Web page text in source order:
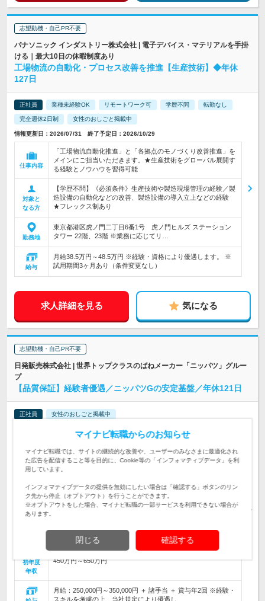
志望動機・自己PR不要
パナソニック インダストリー株式会社 | 電子デバイス・マテリアルを手掛
ける｜最大10日の休暇制度あり
工場物流の自動化・プロセス改善を推進【生産技術】◆年休
127日
正社員 業種未経験OK リモートワーク可 学歴不問 転勤なし
完全週休2日制 女性のおしごと掲載中
情報更新日：2026/07/31 終了予定日：2026/10/29
仕事内容
「工場物流自動化推進」と「各拠点のモノづくり改善推進」を
メインにご担当いただきます。★生産技術をグローバル展開す
る経験とノウハウを習得可能
対象と
なる方
【学歴不問】《必須条件》生産技術や製造現場管理の経験／製
造設備の自動化などの改善、製造設備の導入立上などの経験
★フレックス制あり
勤務地
東京都港区虎ノ門二丁目6番1号 虎ノ門ヒルズ ステーション
タワー 22階、23階 ※業務に応じてリ…
給与
月給38.5万円～48.5万円 ※経験・資格により優遇します。 ※
試用期間3ヶ月あり（条件変更なし）
求人詳細を見る 気になる
志望動機・自己PR不要
日発販売株式会社 | 世界トップクラスのばねメーカー「ニッパツ」グルー
プ
【品質保証】経験者優遇／ニッパツGの安定基盤／年休121日
正社員 女性のおしごと掲載中
情報更新日：2026/06/23 終了予定日：2026/12/14
仕事内容
品質保証業務をお任せします。顧客監査対応や品質改善活動も
担っていただきます。
対象と
なる方
業界経験者優遇！＜必須＞■大卒以上■自動車部品の品質保証
経験3年以上の方＜歓迎＞■海外サプライヤーの品質改善経験■
ビジネスレベルの英語力
勤は当面なし（将来的に転勤の…
初年度
年収
450万円～650万円
月給：250,000円～350,000円 ＋ 諸手当 ＋ 賞与年2回 ※経験・
スキルを考慮の上、当社規定により優遇し…
マイナビ転職からのお知らせ
マイナビ転職では、サイトの継続的な改善や、ユーザーのみなさまに最適化され
た広告を配信すること等を目的に、Cookie等の「インフォマティブデータ」を利
用しています。
インフォマティブデータの提供を無効にしたい場合は「確認する」ボタンのリン
ク先から停止（オプトアウト）を行うことができます。
※オプトアウトをした場合、マイナビ転職の一部サービスを利用できない場合が
あります。
閉じる 確認する